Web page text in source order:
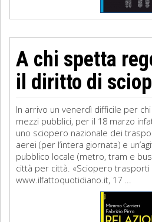
A chi spetta
il diritto di
In arrivo un venerdì difficile per
mezzi pubblici, per il 18 marzo
uno sciopero nazionale dei
aerei (per l’intera giornata) e
pubblico locale (metro, tram e
città per città. «Sciopero trasporti
www.ilfattoquotidiano.it, 17 ...